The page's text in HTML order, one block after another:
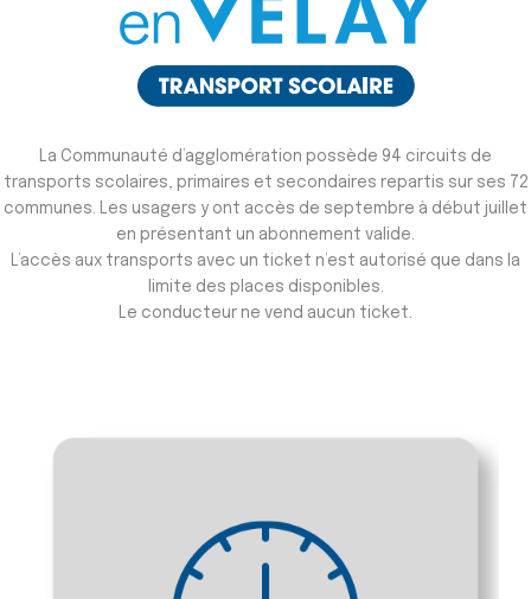
La Communauté d’agglomération possède 94 circuits de
transports scolaires, primaires et secondaires repartis sur ses 72
communes. Les usagers y ont accès de septembre à début juillet
en présentant un abonnement valide.
L’accès aux transports avec un ticket n’est autorisé que dans la
limite des places disponibles.
Le conducteur ne vend aucun ticket.